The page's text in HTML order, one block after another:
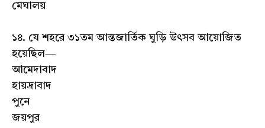
মেঘালয়
১৪. যে শহরে ৩১তম আন্তজার্তিক ঘুড়ি উৎসব আয়োজিত
হয়েছিল—
আমেদাবাদ
হায়দ্রাবাদ
পুনে
জয়পুর